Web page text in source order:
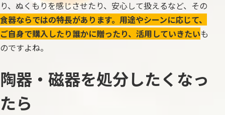
り、ぬくもりを感じさせたり、安心して扱えるなど、その
食器ならではの特長があります。用途やシーンに応じて、
ご自身で購入したり誰かに贈ったり、活用していきたいも
のですよね。
陶器・磁器を処分したくなっ
たら